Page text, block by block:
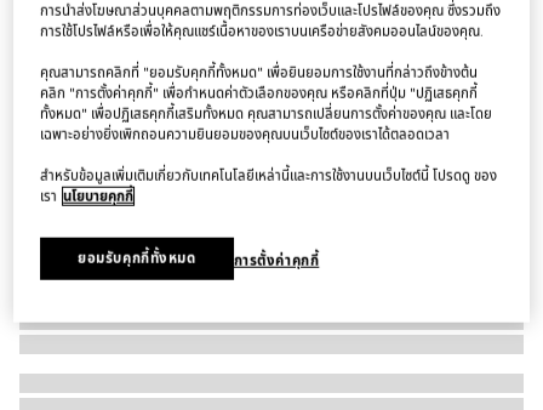
การนำส่งโฆษณาส่วนบุคคลตามพฤติกรรมการท่องเว็บและโปรไฟล์ของคุณ ซึ่งรวมถึง
การใช้โปรไฟล์หรือเพื่อให้คุณแชร์เนื้อหาของเราบนเครือข่ายสังคมออนไลน์ของคุณ.
คุณสามารถคลิกที่ "ยอมรับคุกกี้ทั้งหมด" เพื่อยินยอมการใช้งานที่กล่าวถึงข้างต้น
คลิก "การตั้งค่าคุกกี้" เพื่อกำหนดค่าตัวเลือกของคุณ หรือคลิกที่ปุ่ม "ปฏิเสธคุกกี้
ทั้งหมด" เพื่อปฏิเสธคุกกี้เสริมทั้งหมด คุณสามารถเปลี่ยนการตั้งค่าของคุณ และโดย
เฉพาะอย่างยิ่งเพิกถอนความยินยอมของคุณบนเว็บไซต์ของเราได้ตลอดเวลา
สำหรับข้อมูลเพิ่มเติมเกี่ยวกับเทคโนโลยีเหล่านี้และการใช้งานบนเว็บไซต์นี้ โปรดดู ของ
เรา นโยบายคุกกี้
การตั้งค่าคุกกี้
ยอมรับคุกกี้ทั้งหมด